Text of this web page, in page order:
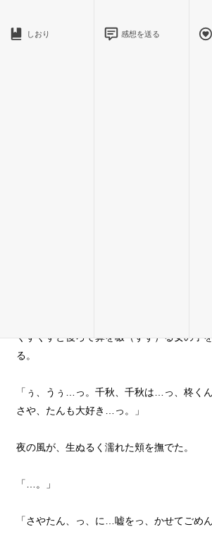
しおり 感想を送る
君が泣いたとき、慰めるのは俺じゃない。
君が楽しいと笑うとき、側で一緒に笑える
ぐすぐすと後ろで鼻を啜（すす）る女の子
る。
「ぅ、うぅ…っ。千秋、千秋は…っ、柊くん
さや、たんも大好き…っ。」
夜の風が、生ぬるく濡れた頬を撫でた。
「…。」
「さやたん、っ、に…嘘をっ、かせてごめ